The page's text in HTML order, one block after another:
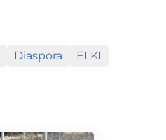
Diaspora
ELKI